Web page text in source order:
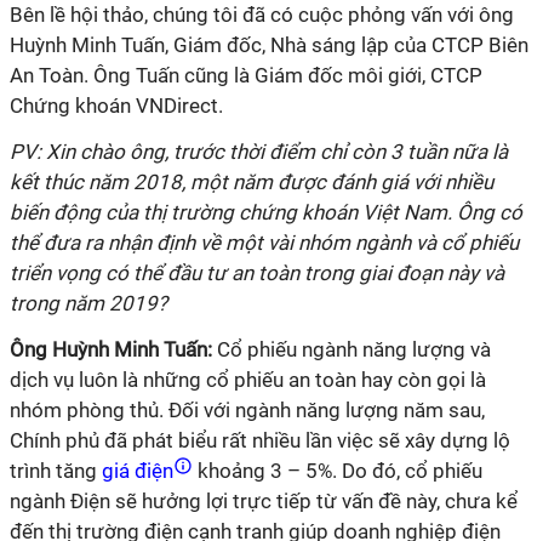
Bên lề hội thảo, chúng tôi đã có cuộc phỏng vấn với ông
Huỳnh Minh Tuấn, Giám đốc, Nhà sáng lập của CTCP Biên
An Toàn. Ông Tuấn cũng là Giám đốc môi giới, CTCP
Chứng khoán VNDirect.
PV: Xin chào ông, trước thời điểm chỉ còn 3 tuần nữa là
kết thúc năm 2018, một năm được đánh giá với nhiều
biến động của thị trường chứng khoán Việt Nam. Ông có
thể đưa ra nhận định về một vài nhóm ngành và cổ phiếu
triển vọng có thể đầu tư an toàn trong giai đoạn này và
trong năm 2019?
Ông Huỳnh Minh Tuấn: Cổ phiếu ngành năng lượng và
dịch vụ luôn là những cổ phiếu an toàn hay còn gọi là
nhóm phòng thủ. Đối với ngành năng lượng năm sau,
Chính phủ đã phát biểu rất nhiều lần việc sẽ xây dựng lộ
trình tăng giá điện
khoảng 3 – 5%. Do đó, cổ phiếu
ngành Điện sẽ hưởng lợi trực tiếp từ vấn đề này, chưa kể
đến thị trường điện cạnh tranh giúp doanh nghiệp điện